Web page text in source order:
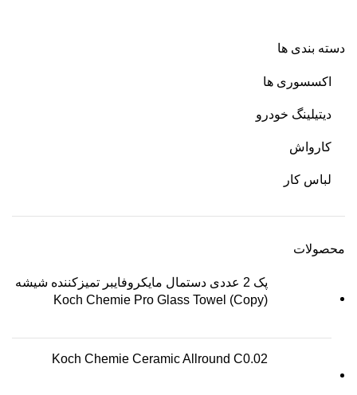
دسته بندی ها
اکسسوری ها
دیتیلینگ خودرو
کارواش
لباس کار
محصولات
پک 2 عددی دستمال مایکروفایبر تمیزکننده شیشه
Koch Chemie Pro Glass Towel (Copy)
Koch Chemie Ceramic Allround C0.02